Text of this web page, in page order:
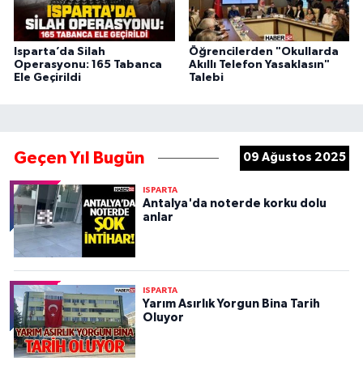
Isparta’da Silah
Operasyonu: 165 Tabanca
Ele Geçirildi
Öğrencilerden "Okullarda
Akıllı Telefon Yasaklasın"
Talebi
Geçen Yıl Bugün 09 Ağustos 2025
ISPARTA
Antalya'da noterde korku dolu
anlar
ISPARTA
Yarım Asırlık Yorgun Bina Tarih
Oluyor